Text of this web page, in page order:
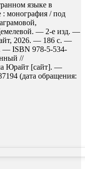
языке в
: монография / под
— 2-е изд. —
2026. — 186 с. —
— ISBN 978-5-534-
//
Юрайт [сайт]. —
(дата обращения: